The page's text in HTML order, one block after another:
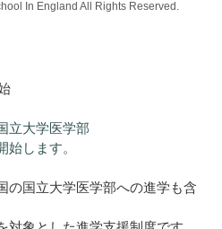
In England All Rights Reserved.
立大学医学部
始します。
の国立大学医学部への進学も含